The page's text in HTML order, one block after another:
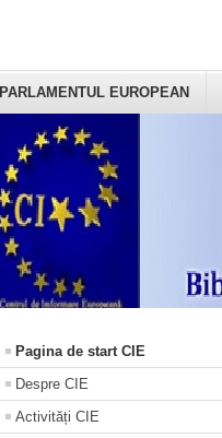
PARLAMENTUL EUROPEAN
Pagina de start CIE
Despre CIE
Activități CIE